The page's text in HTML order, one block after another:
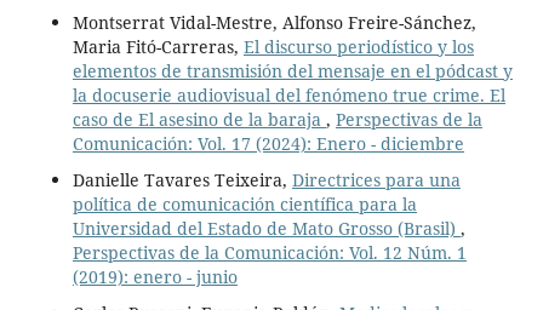
Montserrat Vidal-Mestre, Alfonso Freire-Sánchez,
Maria Fitó-Carreras, El discurso periodístico y los
elementos de transmisión del mensaje en el pódcast y
la docuserie audiovisual del fenómeno true crime. El
caso de El asesino de la baraja , Perspectivas de la
Comunicación: Vol. 17 (2024): Enero - diciembre
Danielle Tavares Teixeira, Directrices para una
política de comunicación científica para la
Universidad del Estado de Mato Grosso (Brasil) ,
Perspectivas de la Comunicación: Vol. 12 Núm. 1
(2019): enero - junio